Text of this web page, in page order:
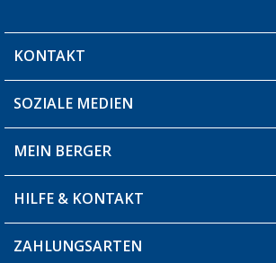
KONTAKT
Du hast eine Frage?
Filiale finden
SOZIALE MEDIEN
MEIN BERGER
Blog
Produkttester
HILFE & KONTAKT
Fragen & Antworten / FAQ
ZAHLUNGSARTEN